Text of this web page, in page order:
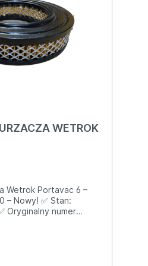
i windy elektryczne
WETROK
Wetrok Portavac 6 –
– Nowy! ✅ Stan:
Oryginalny numer